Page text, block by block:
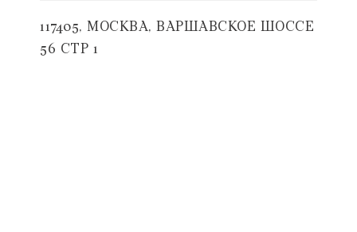
117405, МОСКВА, ВАРШАВСКОЕ ШОССЕ
56 СТР 1